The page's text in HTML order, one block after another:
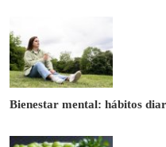
Bienestar mental: hábitos